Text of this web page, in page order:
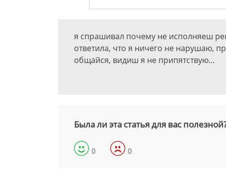
я спрашивал почему не исполняеш
ответила, что я ничего не нарушаю,
общайся, видиш я не припятствую…
Была ли эта статья для вас
0 0